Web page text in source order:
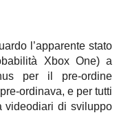
l’apparente stato
Xbox One) a
per il pre-ordine
ordinava, e per tutti
videodiari di sviluppo